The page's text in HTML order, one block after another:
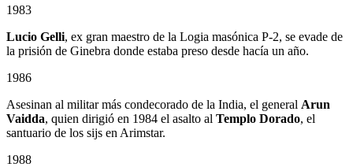
1983
Lucio Gelli, ex gran maestro de la Logia masónica P-2, se evade de
la prisión de Ginebra donde estaba preso desde hacía un año.
1986
Asesinan al militar más condecorado de la India, el general Arun
Vaidda, quien dirigió en 1984 el asalto al Templo Dorado, el
santuario de los sijs en Arimstar.
1988